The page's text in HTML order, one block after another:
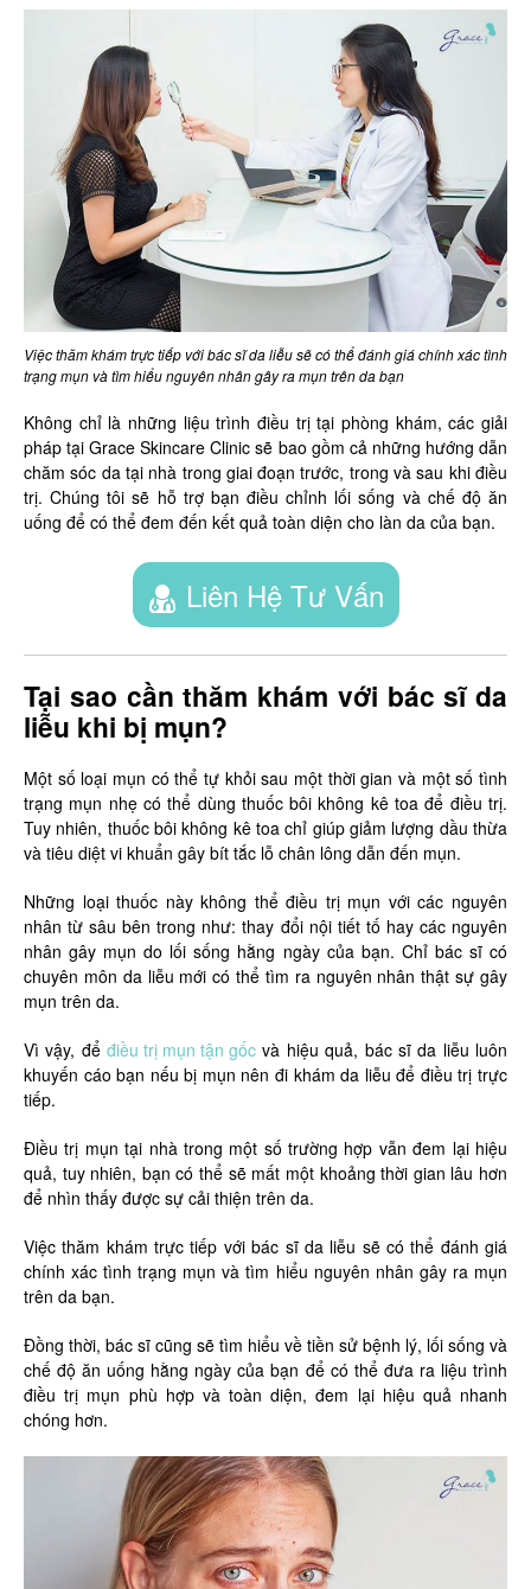
Việc thăm khám trực tiếp với bác sĩ da liễu sẽ có thể đánh giá chính xác tình
trạng mụn và tìm hiểu nguyên nhân gây ra mụn trên da bạn
Không chỉ là những liệu trình điều trị tại phòng khám, các giải
pháp tại Grace Skincare Clinic sẽ bao gồm cả những hướng dẫn
chăm sóc da tại nhà trong giai đoạn trước, trong và sau khi điều
trị. Chúng tôi sẽ hỗ trợ bạn điều chỉnh lối sống và chế độ ăn
uống để có thể đem đến kết quả toàn diện cho làn da của bạn.
Liên Hệ Tư Vấn
Tại sao cần thăm khám với bác sĩ da
liễu khi bị mụn?
Một số loại mụn có thể tự khỏi sau một thời gian và một số tình
trạng mụn nhẹ có thể dùng thuốc bôi không kê toa để điều trị.
Tuy nhiên, thuốc bôi không kê toa chỉ giúp giảm lượng dầu thừa
và tiêu diệt vi khuẩn gây bít tắc lỗ chân lông dẫn đến mụn.
Những loại thuốc này không thể điều trị mụn với các nguyên
nhân từ sâu bên trong như: thay đổi nội tiết tố hay các nguyên
nhân gây mụn do lối sống hằng ngày của bạn. Chỉ bác sĩ có
chuyên môn da liễu mới có thể tìm ra nguyên nhân thật sự gây
mụn trên da.
Vì vậy, đểđiều trị mụn tận gốc và hiệu quả, bác sĩ da liễu luôn
khuyến cáo bạn nếu bị mụn nên đi khám da liễu để điều trị trực
tiếp.
Điều trị mụn tại nhà trong một số trường hợp vẫn đem lại hiệu
quả, tuy nhiên, bạn có thể sẽ mất một khoảng thời gian lâu hơn
để nhìn thấy được sự cải thiện trên da.
Việc thăm khám trực tiếp với bác sĩ da liễu sẽ có thể đánh giá
chính xác tình trạng mụn và tìm hiểu nguyên nhân gây ra mụn
trên da bạn.
Đồng thời, bác sĩ cũng sẽ tìm hiểu về tiền sử bệnh lý, lối sống và
chế độ ăn uống hằng ngày của bạn để có thể đưa ra liệu trình
điều trị mụn phù hợp và toàn diện, đem lại hiệu quả nhanh
chóng hơn.